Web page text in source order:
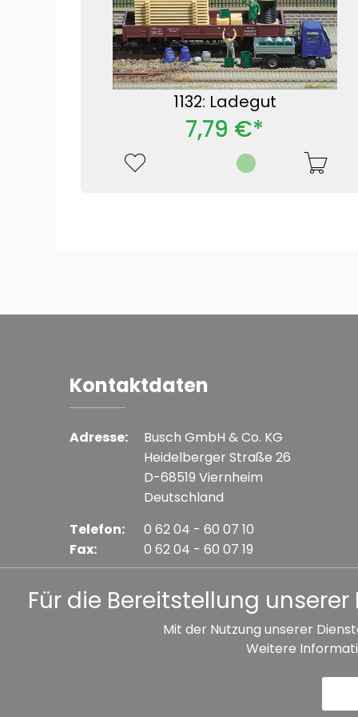
1132: Ladegut
7,79 €*
Kontaktdaten
Adresse:
Busch GmbH & Co. KG
Heidelberger Straße 26
D-68519 Viernheim
Deutschland
Telefon:
Fax:
0 62 04 - 60 07 10
0 62 04 - 60 07 19
Für die Bereitstellung
Mit der Nutzung unserer
Weitere